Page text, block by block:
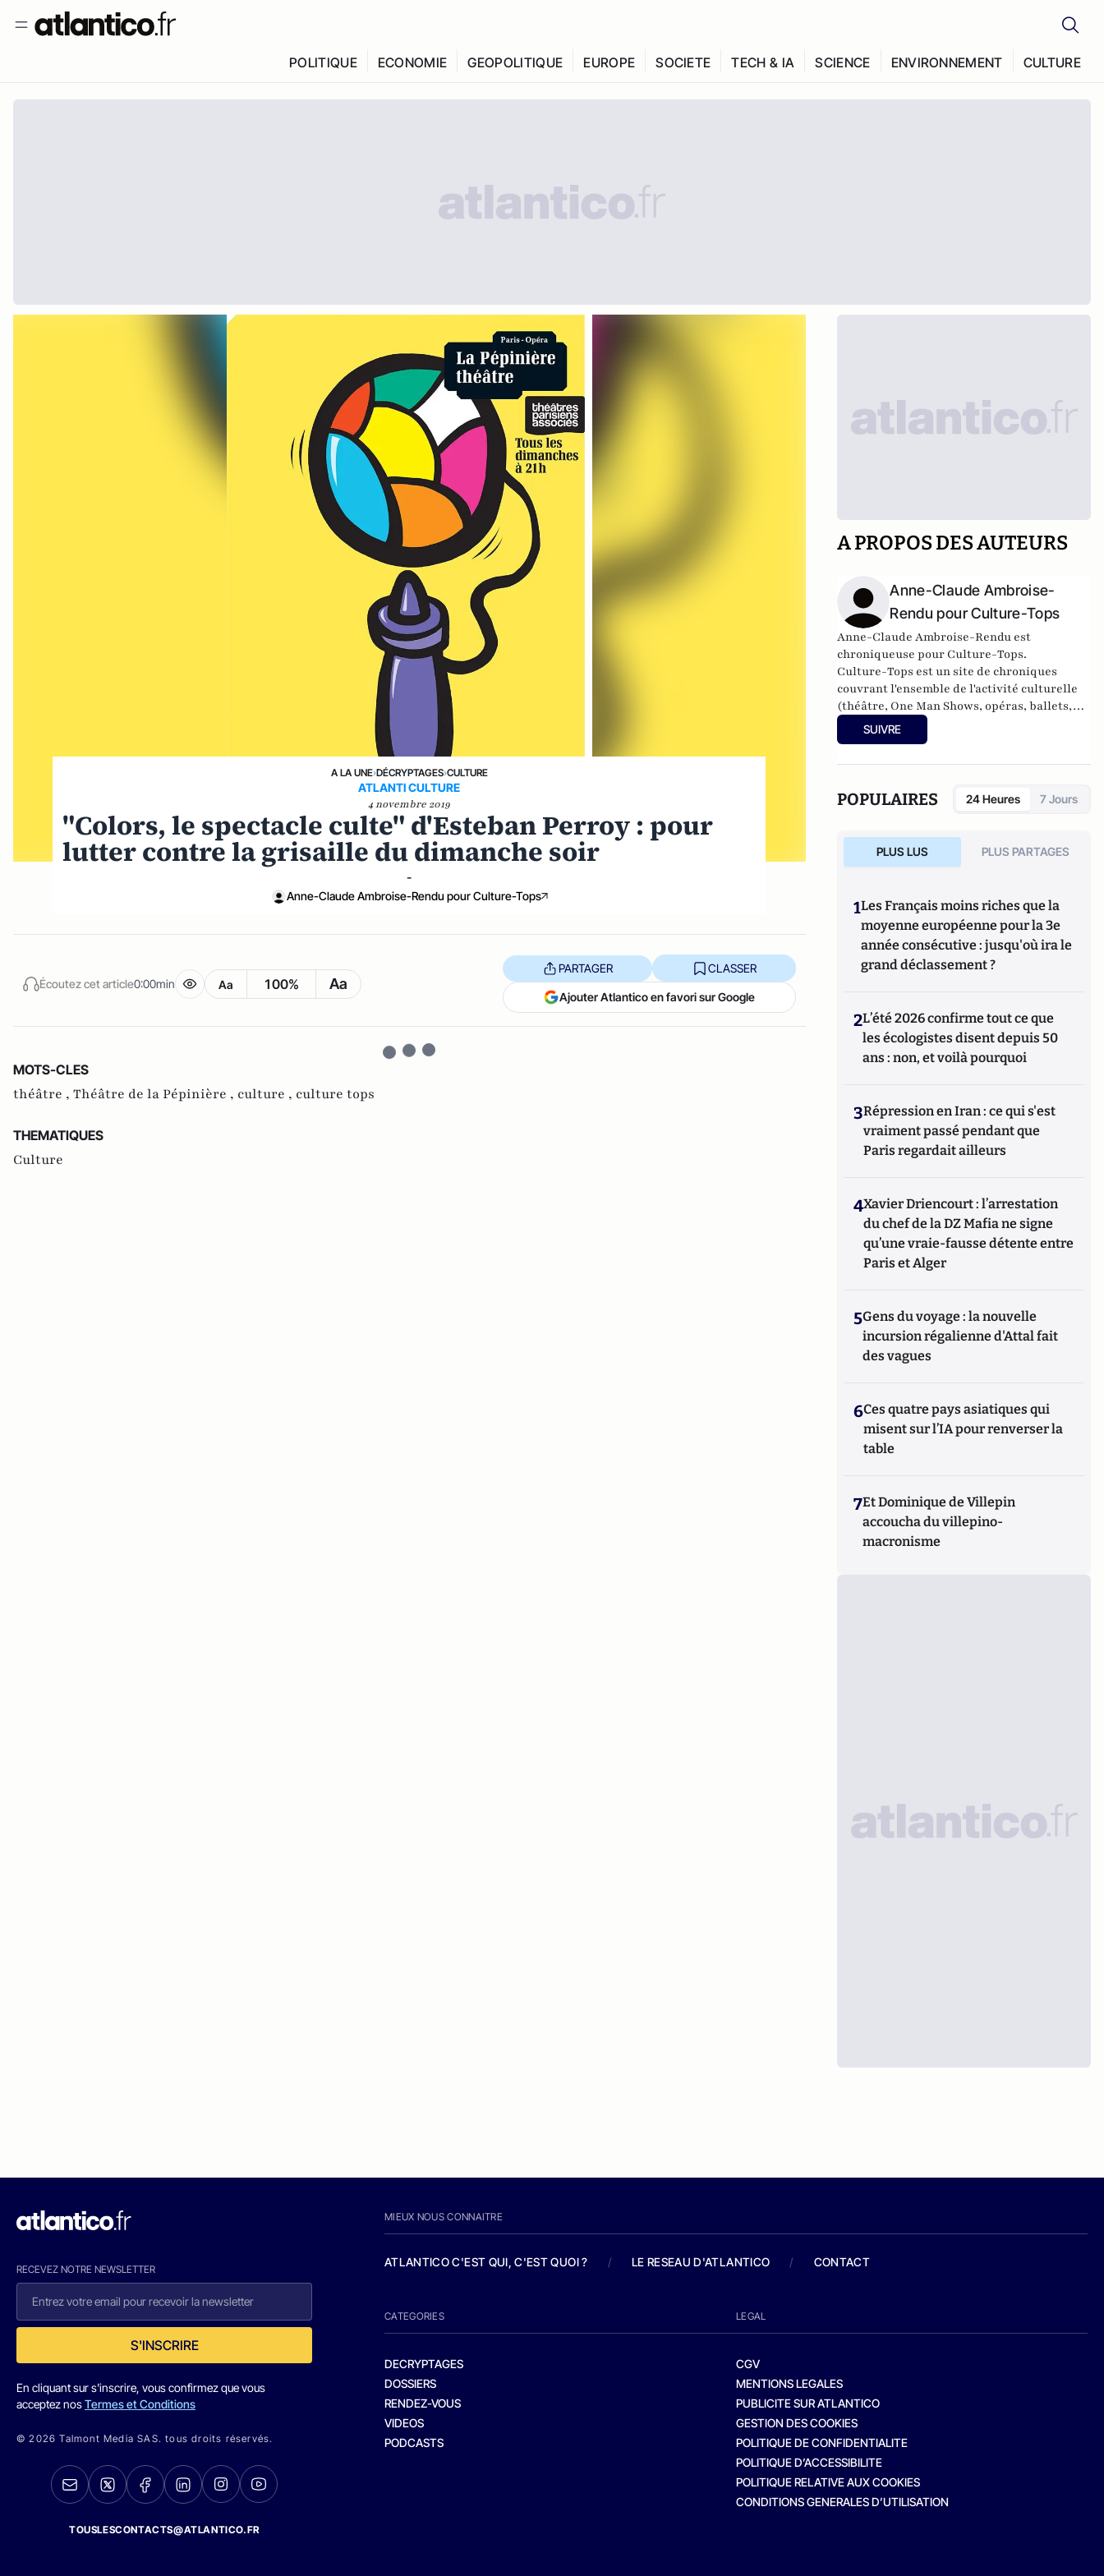
POLITIQUE ECONOMIE GEOPOLITIQUE EUROPE SOCIETE TECH & IA SCIENCE ENVIRONNEMENT CULTURE
A LA UNE›DÉCRYPTAGES›CULTURE
ATLANTI CULTURE
4 novembre 2019
"Colors, le spectacle culte" d'Esteban Perroy : pour
lutter contre la grisaille du dimanche soir
-
Anne-Claude Ambroise-Rendu pour Culture-Tops
Écoutez cet article0:00min Aa 100% Aa
PARTAGER CLASSER
Ajouter Atlantico en favori sur Google
MOTS-CLES
théâtre , Théâtre de la Pépinière , culture , culture tops
THEMATIQUES
Culture
A PROPOS DES AUTEURS
Anne-Claude Ambroise-
Rendu pour Culture-Tops
Anne-Claude Ambroise-Rendu est
chroniqueuse pour Culture-Tops.
Culture-Tops est un site de chroniques
couvrant l'ensemble de l'activité culturelle
(théâtre, One Man Shows, opéras, ballets,
spectacles divers, cinéma, expos, livres,
etc.).
SUIVRE
POPULAIRES 24 Heures 7 Jours
PLUS LUS PLUS PARTAGES
1Les Français moins riches que la
moyenne européenne pour la 3e
année consécutive : jusqu'où ira le
grand déclassement ?
2L’été 2026 confirme tout ce que
les écologistes disent depuis 50
ans : non, et voilà pourquoi
3Répression en Iran : ce qui s'est
vraiment passé pendant que
Paris regardait ailleurs
4Xavier Driencourt : l’arrestation
du chef de la DZ Mafia ne signe
qu’une vraie-fausse détente entre
Paris et Alger
5Gens du voyage : la nouvelle
incursion régalienne d'Attal fait
des vagues
6Ces quatre pays asiatiques qui
misent sur l’IA pour renverser la
table
7Et Dominique de Villepin
accoucha du villepino-
macronisme
RECEVEZ NOTRE NEWSLETTER
S'INSCRIRE
En cliquant sur s'inscrire, vous confirmez que vous
acceptez nosTermes et Conditions
© 2026 Talmont Media SAS. tous droits réservés.
TOUSLESCONTACTS@ATLANTICO.FR
MIEUX NOUS CONNAITRE
ATLANTICO C'EST QUI, C'EST QUOI ? / LE RESEAU D'ATLANTICO / CONTACT
CATEGORIES
DECRYPTAGES
DOSSIERS
RENDEZ-VOUS
VIDEOS
PODCASTS
LEGAL
CGV
MENTIONS LEGALES
PUBLICITE SUR ATLANTICO
GESTION DES COOKIES
POLITIQUE DE CONFIDENTIALITE
POLITIQUE D’ACCESSIBILITE
POLITIQUE RELATIVE AUX COOKIES
CONDITIONS GENERALES D’UTILISATION